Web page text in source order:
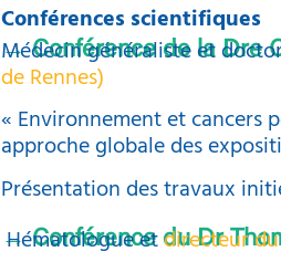
Conférences scientifiques
→ Conférence de la Dre
Médecin généraliste et
de Rennes)
« Environnement et cancers
approche globale des
Présentation des travaux
→ Conférence du Dr
Hématologue etdirecteur